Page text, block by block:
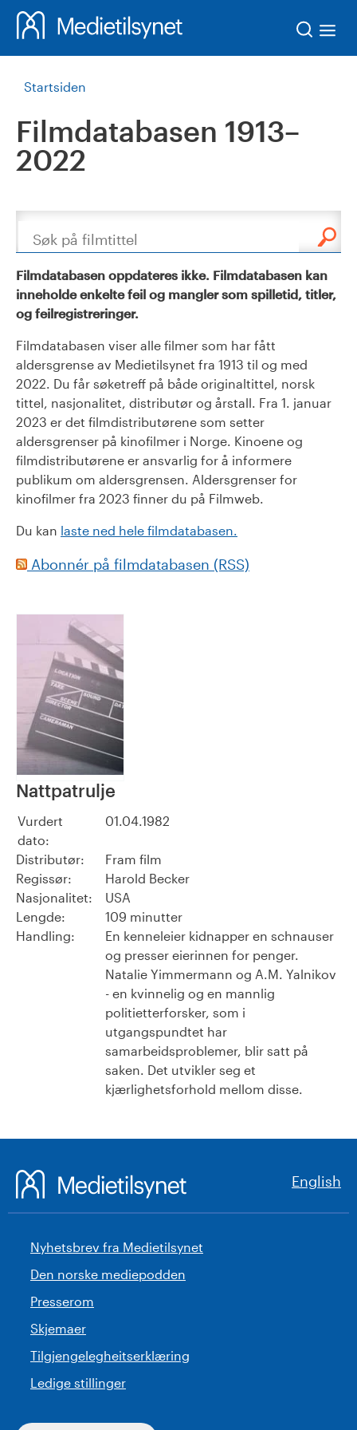
Startsiden
Filmdatabasen 1913–
2022
Søk
Filmdatabasen oppdateres ikke. Filmdatabasen kan
inneholde enkelte feil og mangler som spilletid, titler,
og feilregistreringer.
Filmdatabasen viser alle filmer som har fått
aldersgrense av Medietilsynet fra 1913 til og med
2022. Du får søketreff på både originaltittel, norsk
tittel, nasjonalitet, distributør og årstall. Fra 1. januar
2023 er det filmdistributørene som setter
aldersgrenser på kinofilmer i Norge. Kinoene og
filmdistributørene er ansvarlig for å informere
publikum om aldersgrensen. Aldersgrenser for
kinofilmer fra 2023 finner du på Filmweb.
Du kan laste ned hele filmdatabasen.
Abonnér på filmdatabasen (RSS)
Nattpatrulje
Vurdert
dato:
01.04.1982
Distributør:
Fram film
Regissør:
Harold Becker
Nasjonalitet:
USA
Lengde:
109 minutter
Handling:
En kenneleier kidnapper en schnauser
og presser eierinnen for penger.
Natalie Yimmermann og A.M. Yalnikov
- en kvinnelig og en mannlig
politietterforsker, som i
utgangspundtet har
samarbeidsproblemer, blir satt på
saken. Det utvikler seg et
kjærlighetsforhold mellom disse.
English
Nyhetsbrev fra Medietilsynet
Den norske mediepodden
Presserom
Skjemaer
Tilgjengelegheitserklæring
Ledige stillinger